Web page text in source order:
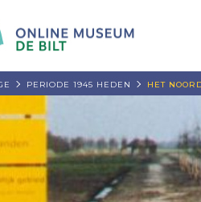
PERIODE 1945 HEDEN HET